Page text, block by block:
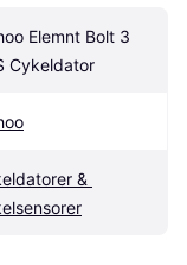
Elemnt Bolt 3
Cykeldator
&